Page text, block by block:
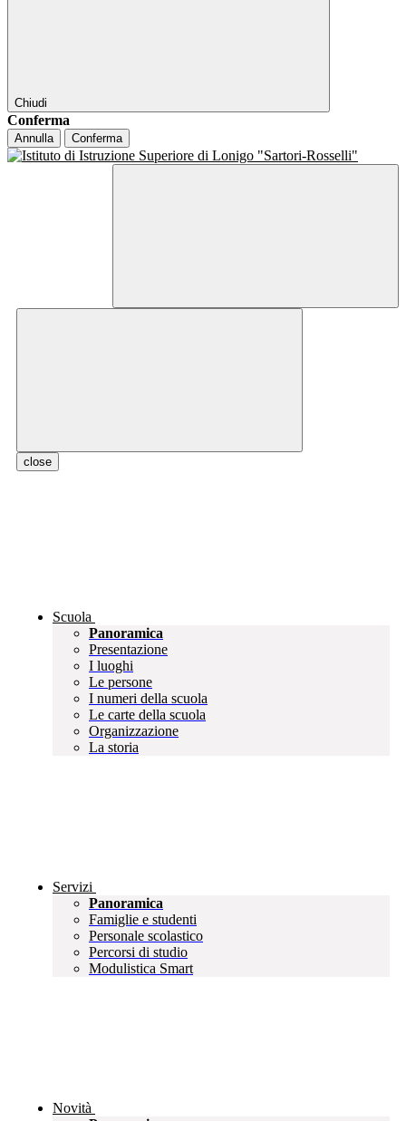
Chiudi
Conferma
Annulla Conferma
close
Scuola
Panoramica
Presentazione
I luoghi
Le persone
I numeri della scuola
Le carte della scuola
Organizzazione
La storia
Servizi
Panoramica
Famiglie e studenti
Personale scolastico
Percorsi di studio
Modulistica Smart
Novità